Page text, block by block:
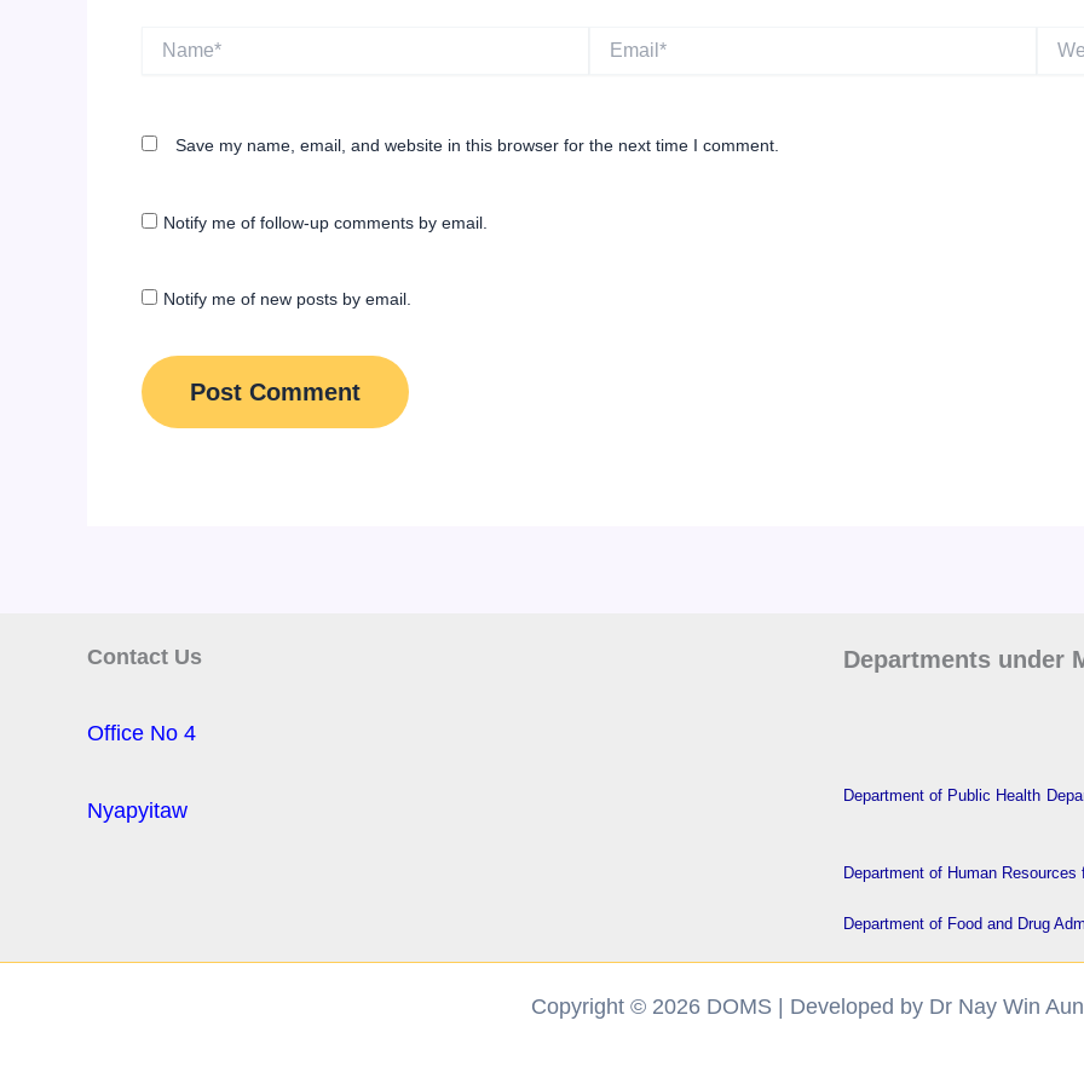
Save my name, email, and website in this browser for the next time I comment.
Notify me of follow-up comments by email.
Notify me of new posts by email.
Contact Us
Office No 4
Nyapyitaw
Departments under
Department of Public Health
Department of Human Resources
Department of Food and Drug
Copyright © 2026 DOMS | Developed by Dr Nay Win